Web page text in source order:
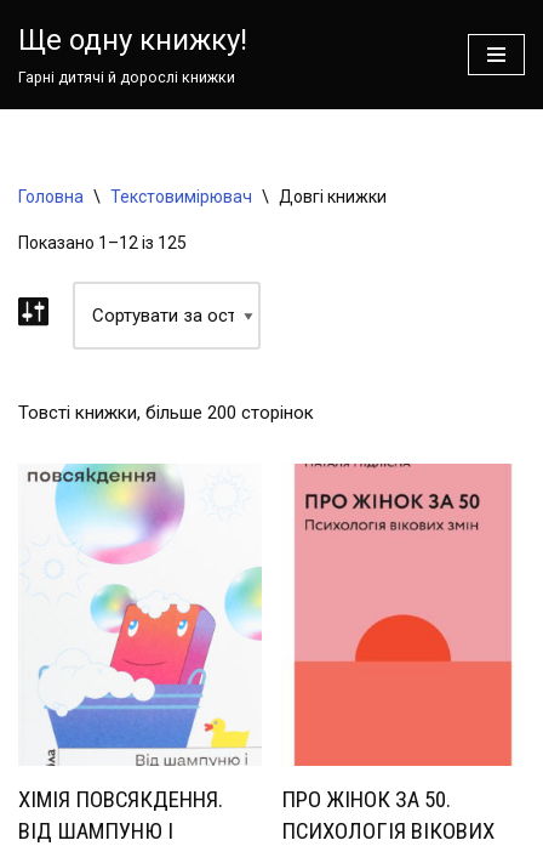
Ще одну книжку!
Гарні дитячі й дорослі книжки
Головна \ Текстовимірювач \ Довгі книжки
Показано 1–12 із 125
Товсті книжки, більше 200 сторінок
ХІМІЯ ПОВСЯКДЕННЯ.
ВІД ШАМПУНЮ І
ПРО ЖІНОК ЗА 50.
ПСИХОЛОГІЯ ВІКОВИХ